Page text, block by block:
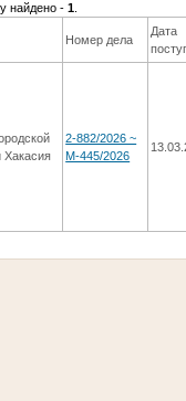
найдено -1
Номер дела
Дата
Хакасия
2-882/2026 ~
М-445/2026